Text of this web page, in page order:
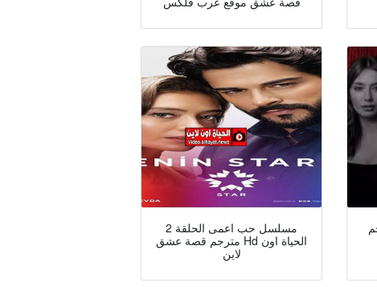
مسلسل حب اعمى الحلقة 2
مترجم قصة عشق Hd الحياة اون
لاين